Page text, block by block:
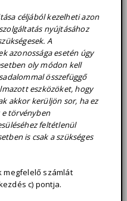
céljából kezelheti azon
nyújtásához
A
azonossága esetén úgy
oly módon kell
összefüggő
eszközöket, hogy
akkor kerüljön sor, ha ez
e törvényben
feltétlenül
is csak a szükséges
megfelelő számlát
c) pontja.